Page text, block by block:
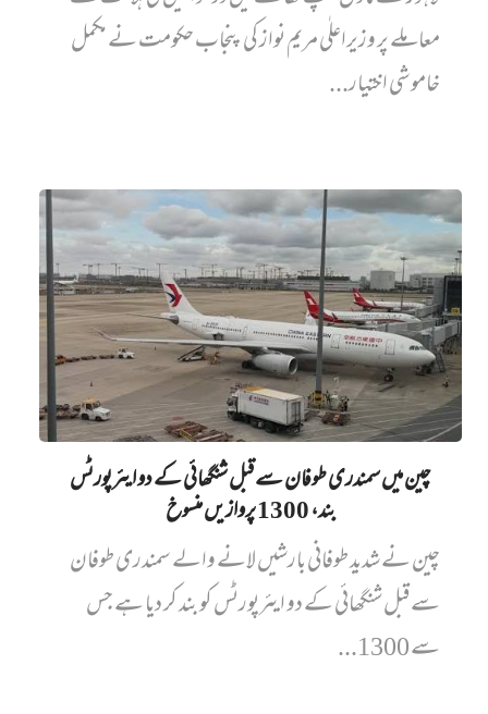
معاملے پر وزیراعلٰی مریم نواز کی پنجاب حکومت نے مکمل
خاموشی اختیار...
چین میں‌ سمندری طوفان سے قبل شنگھائی کے دو ایئرپورٹس
بند، 1300 پروازیں‌ منسوخ
چین نے شدید طوفانی بارشیں لانے والے سمندری طوفان
سے قبل شنگھائی کے دو ایئرپورٹس کو بند کر دیا ہے جس
سے 1300...